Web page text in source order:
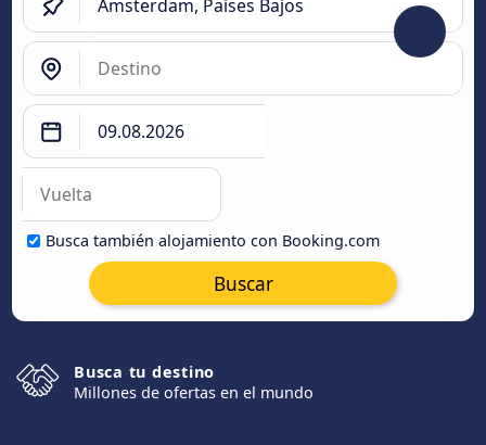
Busca también alojamiento con Booking.com
Buscar
Busca tu destino
Millones de ofertas en el mundo